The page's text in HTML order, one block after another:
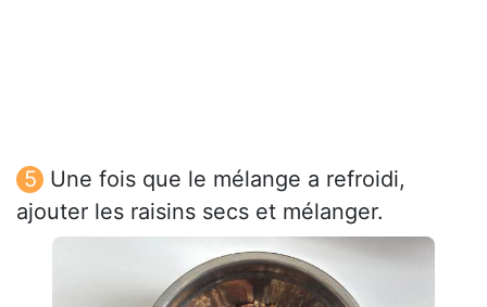
Une fois que le mélange a refroidi,
ajouter les raisins secs et mélanger.